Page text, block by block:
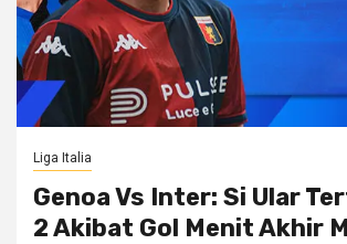
Liga Italia
Genoa Vs Inter: Si Ular
2 Akibat Gol Menit Akhir